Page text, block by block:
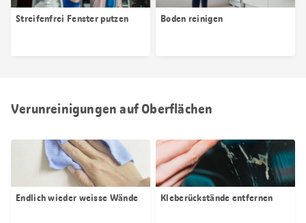
Streifenfrei Fenster putzen Boden reinigen
Verunreinigungen auf Oberflächen
Endlich wieder weisse Wände Kleberückstände entfernen